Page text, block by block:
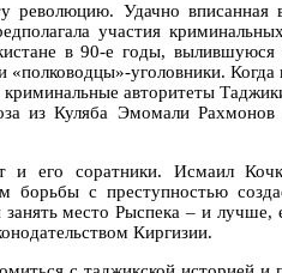
революцию. Удачно вписанная
участия
в 90-е годы,
уголовники. Когда
авторитеты
из Куляба Эмомали
и его соратники. Исмаил
с преступностью
место Рыспека – и лучше,
Киргизии.